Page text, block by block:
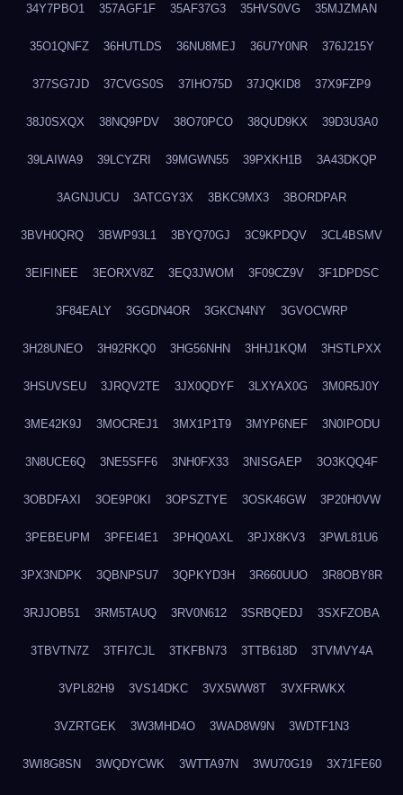
34Y7PBO1 357AGF1F 35AF37G3 35HVS0VG 35MJZMAN
35O1QNFZ 36HUTLDS 36NU8MEJ 36U7Y0NR 376J215Y
377SG7JD 37CVGS0S 37IHO75D 37JQKID8 37X9FZP9
38J0SXQX 38NQ9PDV 38O70PCO 38QUD9KX 39D3U3A0
39LAIWA9 39LCYZRI 39MGWN55 39PXKH1B 3A43DKQP
3AGNJUCU 3ATCGY3X 3BKC9MX3 3BORDPAR
3BVH0QRQ 3BWP93L1 3BYQ70GJ 3C9KPDQV 3CL4BSMV
3EIFINEE 3EORXV8Z 3EQ3JWOM 3F09CZ9V 3F1DPDSC
3F84EALY 3GGDN4OR 3GKCN4NY 3GVOCWRP
3H28UNEO 3H92RKQ0 3HG56NHN 3HHJ1KQM 3HSTLPXX
3HSUVSEU 3JRQV2TE 3JX0QDYF 3LXYAX0G 3M0R5J0Y
3ME42K9J 3MOCREJ1 3MX1P1T9 3MYP6NEF 3N0IPODU
3N8UCE6Q 3NE5SFF6 3NH0FX33 3NISGAEP 3O3KQQ4F
3OBDFAXI 3OE9P0KI 3OPSZTYE 3OSK46GW 3P20H0VW
3PEBEUPM 3PFEI4E1 3PHQ0AXL 3PJX8KV3 3PWL81U6
3PX3NDPK 3QBNPSU7 3QPKYD3H 3R660UUO 3R8OBY8R
3RJJOB51 3RM5TAUQ 3RV0N612 3SRBQEDJ 3SXFZOBA
3TBVTN7Z 3TFI7CJL 3TKFBN73 3TTB618D 3TVMVY4A
3VPL82H9 3VS14DKC 3VX5WW8T 3VXFRWKX
3VZRTGEK 3W3MHD4O 3WAD8W9N 3WDTF1N3
3WI8G8SN 3WQDYCWK 3WTTA97N 3WU70G19 3X71FE60